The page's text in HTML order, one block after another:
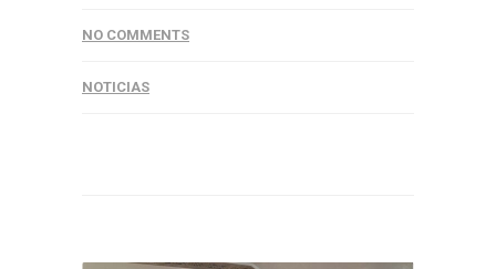
NO COMMENTS
NOTICIAS